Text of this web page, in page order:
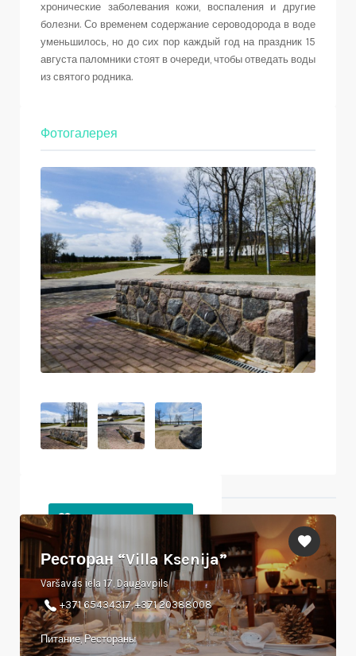
хронические заболевания кожи, воспаления и другие
болезни. Со временем содержание сероводорода в воде
уменьшилось, но до сих пор каждый год на праздник 15
августа паломники стоят в очереди, чтобы отведать воды
из святого родника.
Фотогалерея
Ресторан “Villa Ksenija”
Varšavas iela 17, Daugavpils
+371 65434317, +371 20388008
Питание, Рестораны